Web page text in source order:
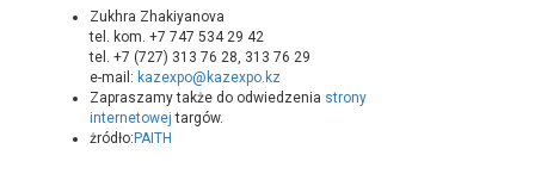
Zukhra Zhakiyanova
tel. kom. +7 747 534 29 42
tel. +7 (727) 313 76 28, 313 76 29
e-mail: kazexpo@kazexpo.kz
Zapraszamy także do odwiedzenia strony
internetowej targów.
żródło: PAITH